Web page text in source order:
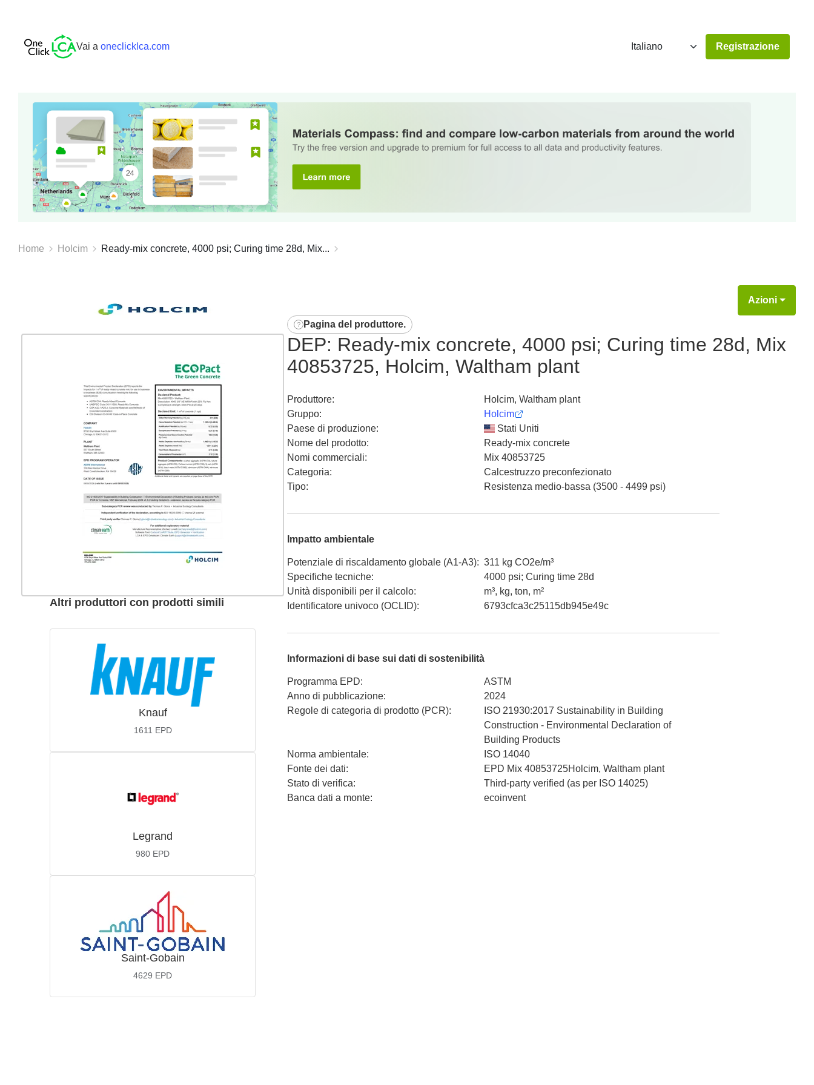
Vai a oneclicklca.com Registrazione
Home Holcim Ready-mix concrete, 4000 psi; Curing time 28d, Mix...
Altri produttori con prodotti simili
Knauf
1611 EPD
Legrand
980 EPD
Saint-Gobain
4629 EPD
Azioni
Pagina del produttore.
DEP: Ready-mix concrete, 4000 psi; Curing time 28d, Mix
40853725, Holcim, Waltham plant
Produttore:
Holcim, Waltham plant
Gruppo:
Holcim
Paese di produzione:
Stati Uniti
Nome del prodotto:
Ready-mix concrete
Nomi commerciali:
Mix 40853725
Categoria:
Calcestruzzo preconfezionato
Tipo: Resistenza medio-bassa (3500 - 4499 psi)
Impatto ambientale
Potenziale di riscaldamento globale (A1-A3): 311 kg CO2e/m³
Specifiche tecniche:
4000 psi; Curing time 28d
Unità disponibili per il calcolo:
m³, kg, ton, m²
Identificatore univoco (OCLID): 6793cfca3c25115db945e49c
Informazioni di base sui dati di sostenibilità
Programma EPD:
ASTM
Anno di pubblicazione:
2024
Regole di categoria di prodotto (PCR):
ISO 21930:2017 Sustainability in Building
Construction - Environmental Declaration of
Building Products
Norma ambientale:
ISO 14040
Fonte dei dati:
EPD Mix 40853725Holcim, Waltham plant
Stato di verifica:
Third-party verified (as per ISO 14025)
Banca dati a monte: ecoinvent